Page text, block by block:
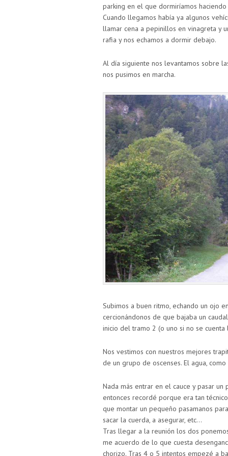
parking en el que dormiríamos haciendo
Cuando llegamos había ya algunos
llamar cena a pepinillos en vinagreta y
rafia y nos echamos a dormir debajo.
Al día siguiente nos levantamos sobre
nos pusimos en marcha.
Subimos a buen ritmo, echando un ojo
cercionándonos de que bajaba un
inicio del tramo 2 (o uno si no se
Nos vestimos con nuestros mejores
de un grupo de oscenses. El agua,
Nada más entrar en el cauce y pasar
entonces recordé porque era tan
que montar un pequeño pasamanos
sacar la cuerda, a asegurar, etc…
Tras llegar a la reunión los dos
me acuerdo de lo que cuesta
chorizo. Tras 4 o 5 intentos empezé a